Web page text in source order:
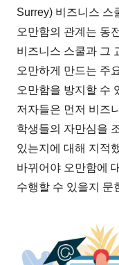
Surrey) 비즈니스 스
오만함의 관계는 동
비즈니스 스쿨과 그
오만하게 만드는 주
오만함을 방지할 수
저자들은 먼저 비즈
학생들의 자만심을
있는지에 대해 지적
바뀌어야 오만함에
수행할 수 있을지 문